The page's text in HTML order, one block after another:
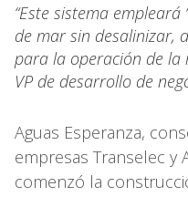
“Este sistema empleará
de mar sin desalinizar,
para la operación de la
VP de desarrollo de
Aguas Esperanza,
empresas Transelec y
comenzó la